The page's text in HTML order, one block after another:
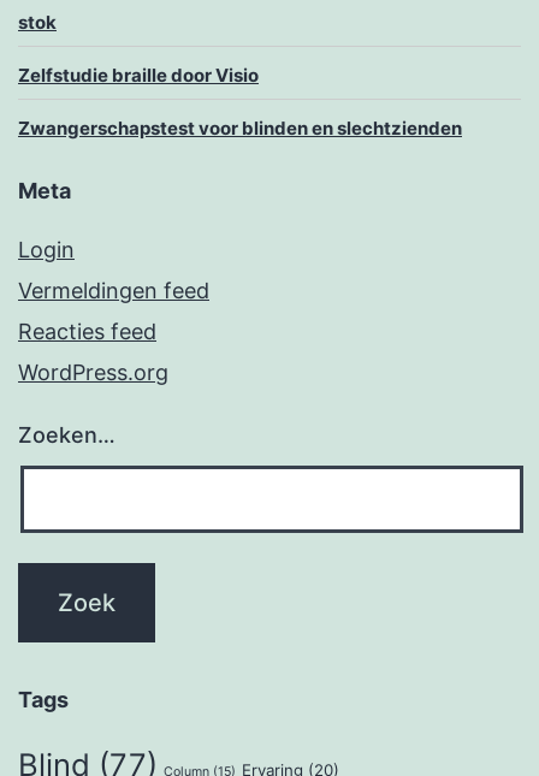
stok
Zelfstudie braille door Visio
Zwangerschapstest voor blinden en slechtzienden
Meta
Login
Vermeldingen feed
Reacties feed
WordPress.org
Zoeken…
Tags
Blind (77) Column (15) Ervaring (20)